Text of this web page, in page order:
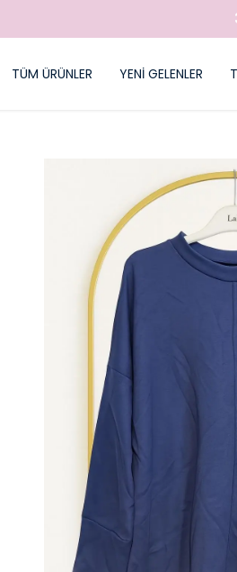
TÜM ÜRÜNLER YENİ GELENLER